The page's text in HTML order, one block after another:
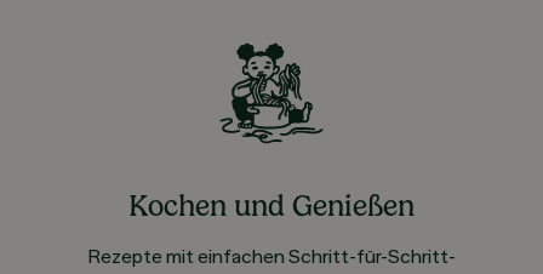
Kochen und Genießen
Rezepte mit einfachen Schritt-für-Schritt-